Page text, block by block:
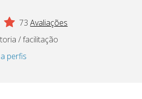
73 Avaliações
/ facilitação
perfis